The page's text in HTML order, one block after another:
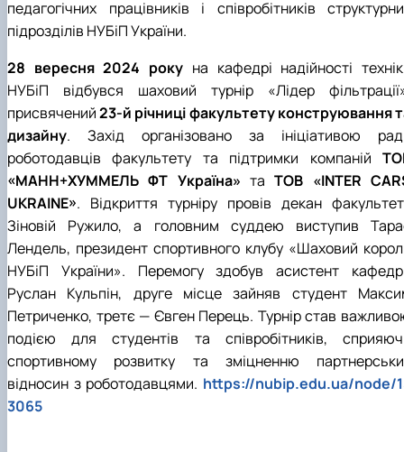
педагогічних працівників і співробітників
підрозділів НУБіП України.
28 вересня 2024 року на кафедрі надійності
НУБіП відбувся шаховий турнір «Лідер
присвячений23-й річниці факультету конструювання
дизайну. Захід організовано за ініціативою
роботодавців факультету та підтримки компаній
«МАНН+ХУММЕЛЬ ФТ Україна» таТОВ «INTER
UKRAINE». Відкриття турніру провів декан
Зіновій Ружило, а головним суддею виступив
Лендель, президент спортивного клубу «Шаховий
НУБіП України». Перемогу здобув асистент
Руслан Кульпін, друге місце зайняв студент
Петриченко, третє — Євген Перець. Турнір став
подією для студентів та співробітників,
спортивному розвитку та зміцненню
відносин з роботодавцями. https://nubip.edu.ua/node/
3065